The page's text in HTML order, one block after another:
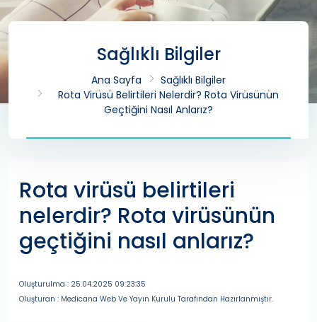
Sağlıklı Bilgiler
Ana Sayfa
Sağlıklı Bilgiler
Rota Virüsü Belirtileri Nelerdir? Rota Virüsünün
Geçtiğini Nasıl Anlarız?
Rota virüsü belirtileri
nelerdir? Rota virüsünün
geçtiğini nasıl anlarız?
Oluşturulma : 25.04.2025 09:23:35
Oluşturan : Medicana Web Ve Yayın Kurulu Tarafından Hazırlanmıştır.